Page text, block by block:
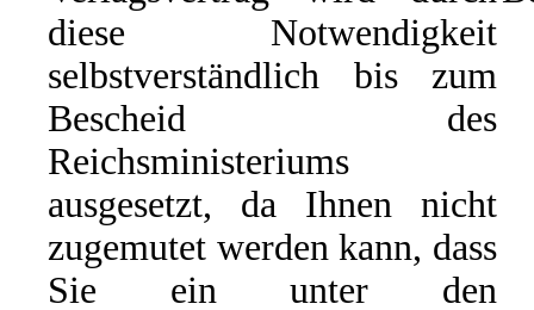
diese Notwendigkeit
selbstverständlich bis zum
Bescheid des
Reichsministeriums
ausgesetzt, da Ihnen nicht
zugemutet werden kann, dass
Sie ein unter den